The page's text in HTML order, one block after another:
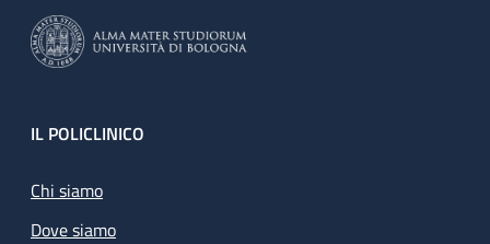
Footer
IL POLICLINICO
Chi siamo
Dove siamo